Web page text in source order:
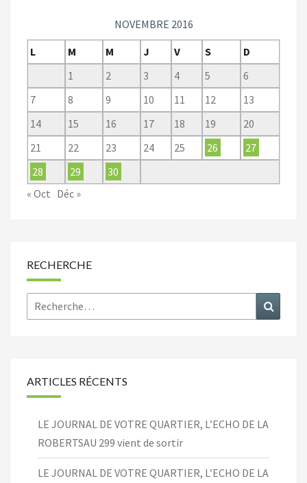
NOVEMBRE 2016
L
M M J V S
D
1
2 3 4 5
6
7
8 9 10 11 12
13
14
15 16 17 18 19
20
21
22 23 24 25 26
27
28
29
30
« Oct Déc »
RECHERCHE
Rechercher :
ARTICLES RÉCENTS
LE JOURNAL DE VOTRE QUARTIER, L’ECHO DE LA
ROBERTSAU 299 vient de sortir
LE JOURNAL DE VOTRE QUARTIER, L’ECHO DE LA